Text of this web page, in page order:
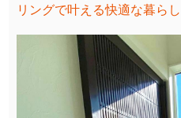
リングで叶える快適な暮らし